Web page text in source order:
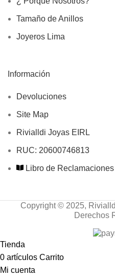
Tamaño de Anillos
Joyeros Lima
Información
Devoluciones
Site Map
Rivialldi Joyas EIRL
RUC: 20600746813
Libro de Reclamaciones
Copyright © 2025,
Derechos
Tienda
0 artículos Carrito
Mi cuenta